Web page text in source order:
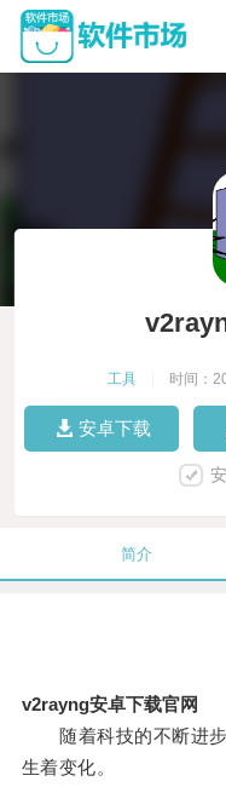
工具 时间：
安卓下载
简介
v2rayng安卓下载官网
随着科技的不断进步
生着变化。